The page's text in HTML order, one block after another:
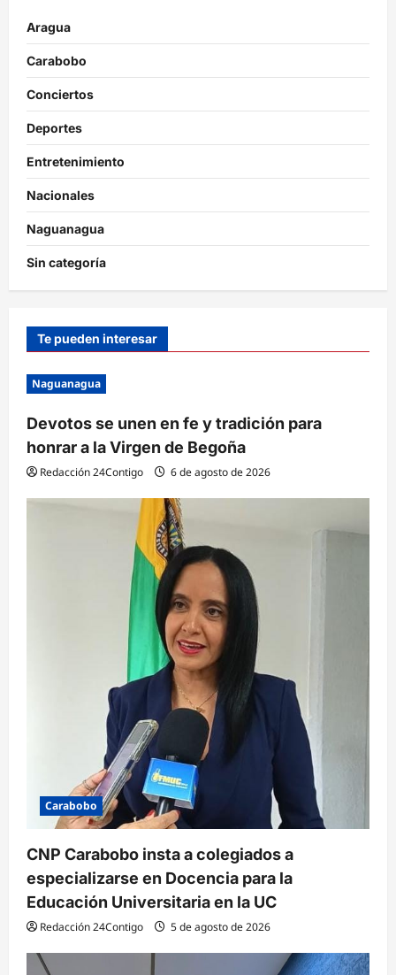
Aragua
Carabobo
Conciertos
Deportes
Entretenimiento
Nacionales
Naguanagua
Sin categoría
Te pueden interesar
Naguanagua
Devotos se unen en fe y tradición para
honrar a la Virgen de Begoña
Redacción 24Contigo 6 de agosto de 2026
Carabobo
CNP Carabobo insta a colegiados a
especializarse en Docencia para la
Educación Universitaria en la UC
Redacción 24Contigo 5 de agosto de 2026